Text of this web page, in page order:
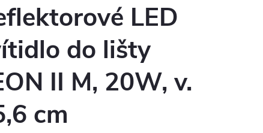
LED
do lišty
II M, 20W, v.
cm